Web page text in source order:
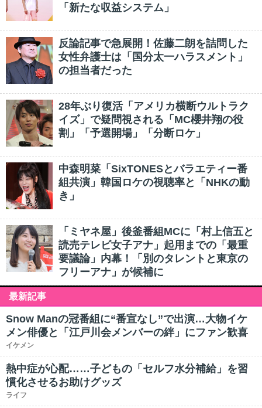
「新たな収益システム」
反論記事で急展開！佐藤二朗を詰問した
女性弁護士は「国分太一ハラスメント」
の担当者だった
28年ぶり復活「アメリカ横断ウルトラク
イズ」で疑問視される「MC櫻井翔の役
割」「予選開場」「分断ロケ」
中森明菜「SixTONESとバラエティー番
組共演」韓国ロケの視聴率と「NHKの動
き」
「ミヤネ屋」後釜番組MCに「村上信五と
読売テレビ女子アナ」起用までの「最重
要議論」内幕！「別のタレントと東京の
フリーアナ」が候補に
最新記事
Snow Manの冠番組に“番宣なし”で出演…大物イケ
メン俳優と「江戸川会メンバーの絆」にファン歓喜
イケメン
熱中症が心配……子どもの「セルフ水分補給」を習
慣化させるお助けグッズ
ライフ